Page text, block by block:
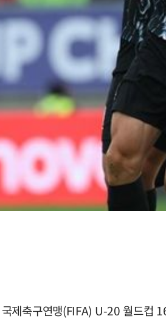
제축구연맹(FIFA) U-20 월드컵